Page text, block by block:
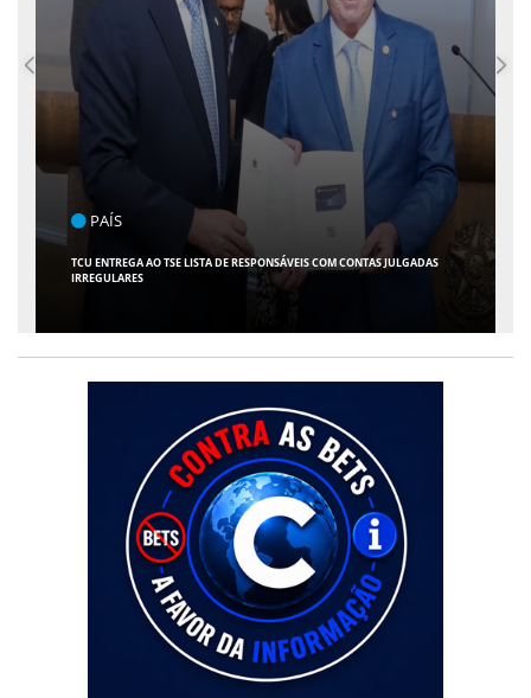
ENTRETENIMENTO
ARACAJU RECEBE ESPETÁCULO INFANTIL "SPIDEY E SEUS AMIGOS" COM
AVENTURA AO VIVO NO TEATRO ATHENEU